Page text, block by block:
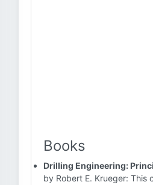
Books
Drilling Engineering:
by Robert E. Krueger: This